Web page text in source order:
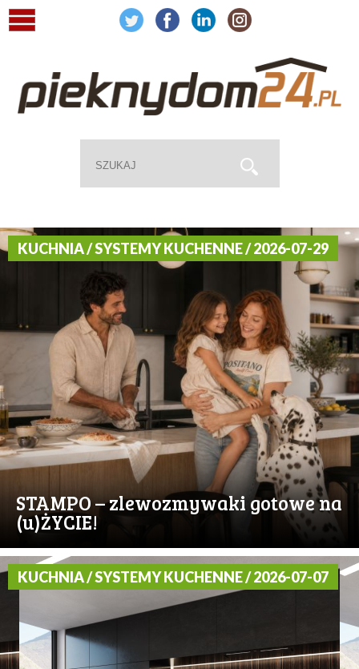
KUCHNIA / SYSTEMY KUCHENNE / 2026-07-29
STAMPO – zlewozmywaki gotowe na
(u)ŻYCIE!
KUCHNIA / SYSTEMY KUCHENNE / 2026-07-07